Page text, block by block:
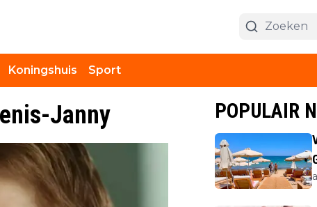
Koningshuis Sport
Janny POPULAIR